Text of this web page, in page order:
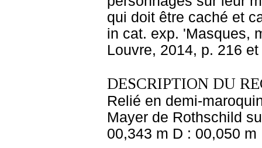
qui doit être caché et
in cat. exp. 'Masques,
Louvre, 2014, p. 216 et
DESCRIPTION DU
Relié en demi-
Mayer de Rothschild
00,343 m D : 00,050